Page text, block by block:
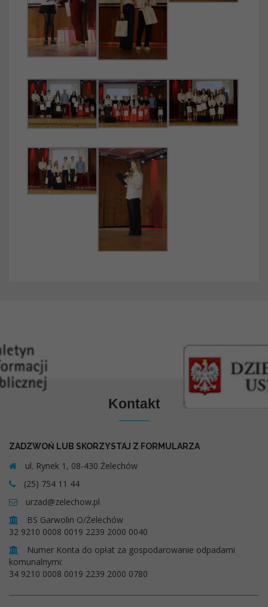
Kontakt
ZADZWOŃ LUB SKORZYSTAJ Z FORMULARZA
ul. Rynek 1, 08-430 Żelechów
(25) 754 11 44
urzad@zelechow.pl
BS Garwolin O/Żelechów
32 9210 0008 0019 2239 2000 0040
Numer Konta do opłat za gospodarowanie odpadami
komunalnymi:
34 9210 0008 0019 2239 2000 0780